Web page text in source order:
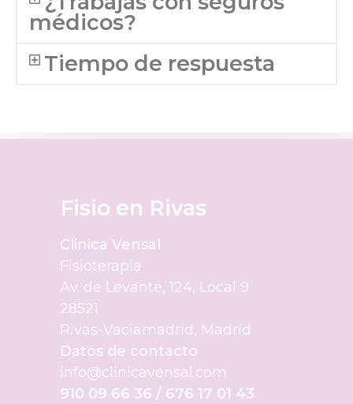
médicos?
Tiempo de respuesta
Fisio en Rivas
Clinica Vensal
Fisioterapia
Av. de Levante, 124, Local 9
28521
Rivas-Vaciamadrid, Madrid
Datos de contacto
info@clinicavensal.com
910 09 66 36 / 676 17 01 43